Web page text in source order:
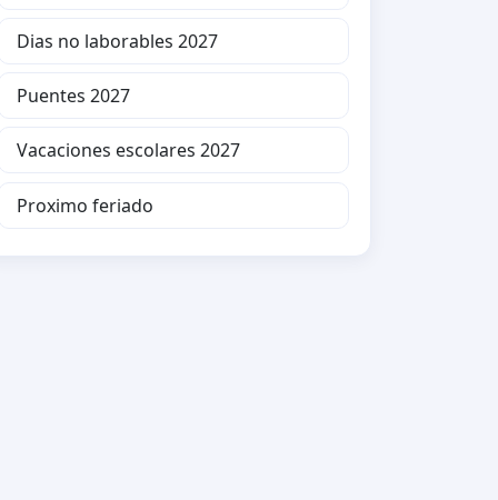
Dias no laborables 2027
Puentes 2027
Vacaciones escolares 2027
Proximo feriado